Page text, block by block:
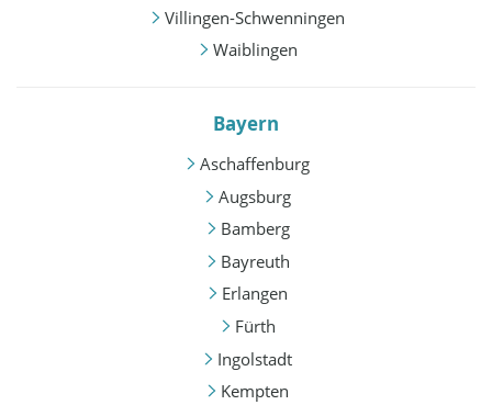
Villingen-Schwenningen
Waiblingen
Bayern
Aschaffenburg
Augsburg
Bamberg
Bayreuth
Erlangen
Fürth
Ingolstadt
Kempten